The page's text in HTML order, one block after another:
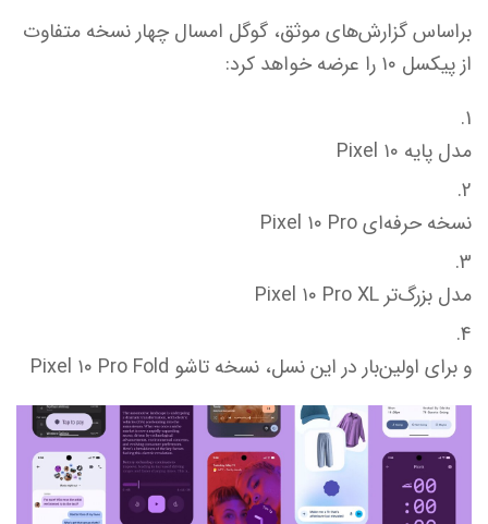
براساس گزارش‌های موثق، گوگل امسال چهار نسخه متفاوت
از پیکسل ۱۰ را عرضه خواهد کرد:
مدل پایه Pixel ۱۰
نسخه حرفه‌ای Pixel ۱۰ Pro
مدل بزرگ‌تر Pixel ۱۰ Pro XL
و برای اولین‌بار در این نسل، نسخه تاشو Pixel ۱۰ Pro Fold